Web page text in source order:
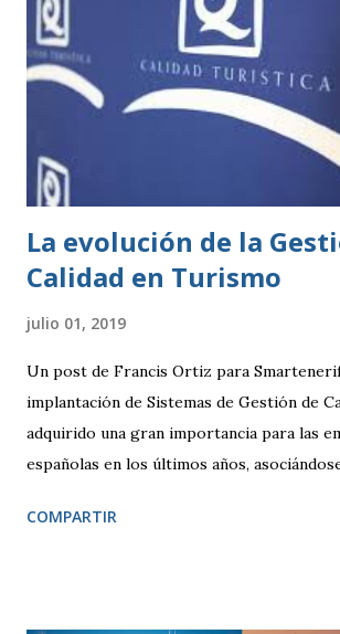
todo el trámite se puede hacer online a
diferentes sedes electrónicas de cada
DE ACTIVIDADES CLASIFICADAS A los
en el artículo 2.1.a) y 4 de la Ley 7/2011, de
actividades clasificadas y espectáculos
medidas administrativas complementa...
La evolución de la
Calidad en Turismo
julio 01, 2019
Un post de Francis Ortiz para
implantación de Sistemas de Gestión de
adquirido una gran importancia para las
españolas en los últimos años,
¿qué se entiende por Calidad?, ¿qué
COMPARTIR